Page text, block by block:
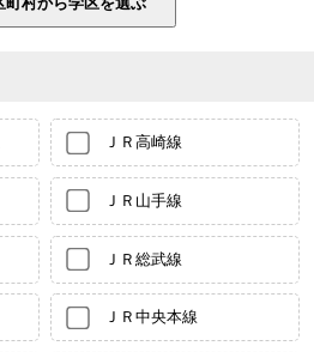
ＪＲ高崎線
ＪＲ山手線
ＪＲ総武線
ＪＲ中央本線